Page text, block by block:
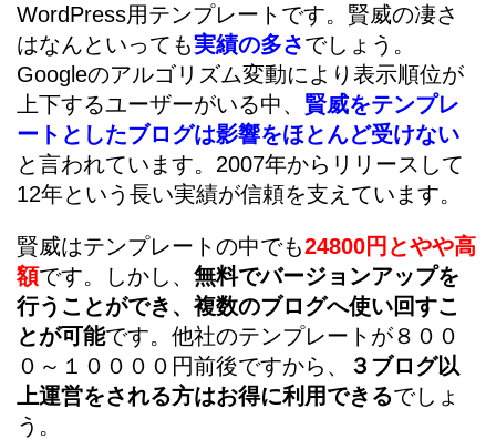
WordPress用テンプレートです。賢威の凄さ
はなんといっても実績の多さでしょう。
Googleのアルゴリズム変動により表示順位が
上下するユーザーがいる中、 賢威をテンプレ
ートとしたブログは影響をほとんど受けない
と言われています。2007年からリリースして
12年という長い実績が信頼を支えています。
賢威はテンプレートの中でも24800円とやや高
額です。しかし、 無料でバージョンアップを
行うことができ、複数のブログへ使い回すこ
とが可能です。他社のテンプレートが８００
０～１００００円前後ですから、
３ブログ以
上運営をされる方はお得に利用できるでしょ
う。